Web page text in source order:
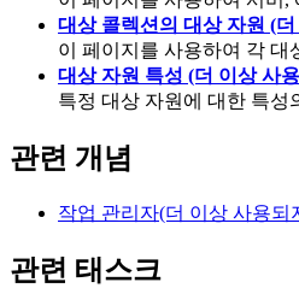
대상 콜렉션의 대상 자원 (
이 페이지를 사용하여 각 대
대상 자원 특성 (더 이상 사
특정 대상 자원에 대한 특성
관련 개념
작업 관리자(더 이상 사용되
관련 태스크